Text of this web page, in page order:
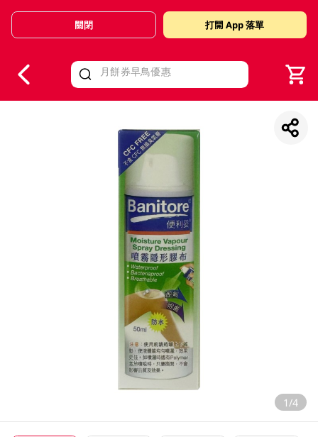
Valid Until 30 June 2026
關閉 打開 App 落單
1/4